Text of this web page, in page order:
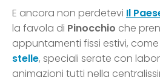
E ancora non perdetevi Il
la favola di Pinocchio che
appuntamenti fissi estivi, come
stelle, speciali serate con
animazioni tutti nella